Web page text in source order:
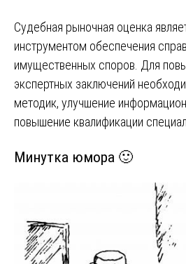
Судебная рыночная оценка
инструментом обеспечения
имущественных споров. Для
экспертных заключений
методик, улучшение
повышение квалификации
Минутка юмора 🙂